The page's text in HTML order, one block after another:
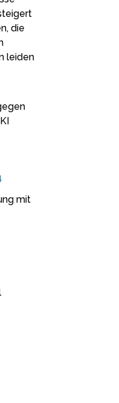
die
leiden
mit